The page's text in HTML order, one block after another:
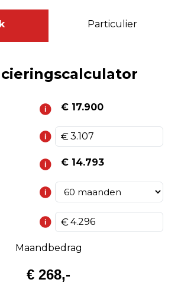
Particulier
€ 17.900
€ 14.793
Maandbedrag
€ 268,-